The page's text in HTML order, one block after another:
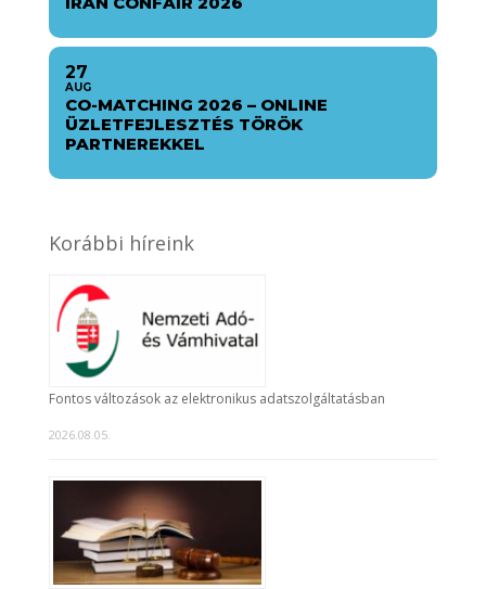
27
AUG
CO-MATCHING 2026 – ONLINE
ÜZLETFEJLESZTÉS TÖRÖK
PARTNEREKKEL
Korábbi híreink
Fontos változások az elektronikus adatszolgáltatásban
2026.08.05.